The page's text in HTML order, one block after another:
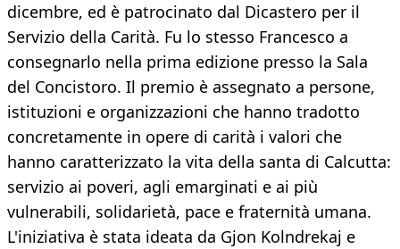
dicembre, ed è patrocinato dal Dicastero per il
Servizio della Carità. Fu lo stesso Francesco a
consegnarlo nella prima edizione presso la Sala
del Concistoro. Il premio è assegnato a persone,
istituzioni e organizzazioni che hanno tradotto
concretamente in opere di carità i valori che
hanno caratterizzato la vita della santa di Calcutta:
servizio ai poveri, agli emarginati e ai più
vulnerabili, solidarietà, pace e fraternità umana.
L'iniziativa è stata ideata da Gjon Kolndrekaj e